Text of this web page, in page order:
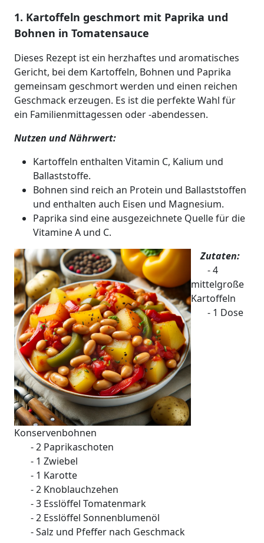
1. Kartoffeln geschmort mit Paprika und
Bohnen in Tomatensauce
Dieses Rezept ist ein herzhaftes und aromatisches
Gericht, bei dem Kartoffeln, Bohnen und Paprika
gemeinsam geschmort werden und einen reichen
Geschmack erzeugen. Es ist die perfekte Wahl für
ein Familienmittagessen oder -abendessen.
Nutzen und Nährwert:
Kartoffeln enthalten Vitamin C, Kalium und
Ballaststoffe.
Bohnen sind reich an Protein und Ballaststoffen
und enthalten auch Eisen und Magnesium.
Paprika sind eine ausgezeichnete Quelle für die
Vitamine A und C.
Zutaten:
- 4
mittelgroße
Kartoffeln
- 1 Dose
Konservenbohnen
- 2 Paprikaschoten
- 1 Zwiebel
- 1 Karotte
- 2 Knoblauchzehen
- 3 Esslöffel Tomatenmark
- 2 Esslöffel Sonnenblumenöl
- Salz und Pfeffer nach Geschmack